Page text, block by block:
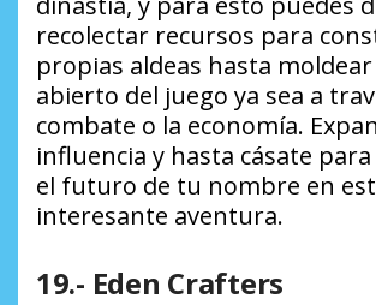
recolectar recursos para
propias aldeas hasta
abierto del juego ya sea a
combate o la economía.
influencia y hasta cásate
el futuro de tu nombre en
interesante aventura.
19.- Eden Crafters